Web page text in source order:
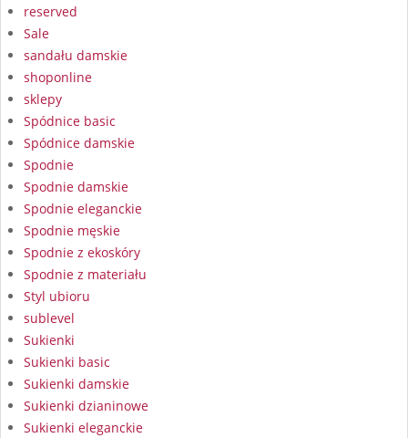
reserved
Sale
sandału damskie
shoponline
sklepy
Spódnice basic
Spódnice damskie
Spodnie
Spodnie damskie
Spodnie eleganckie
Spodnie męskie
Spodnie z ekoskóry
Spodnie z materiału
Styl ubioru
sublevel
Sukienki
Sukienki basic
Sukienki damskie
Sukienki dzianinowe
Sukienki eleganckie